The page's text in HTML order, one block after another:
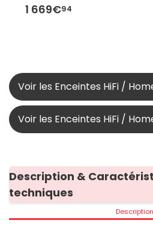
1 669€94
Voir les Enceintes HiFi /
Voir les Enceintes HiFi /
Description &
techniques
Description